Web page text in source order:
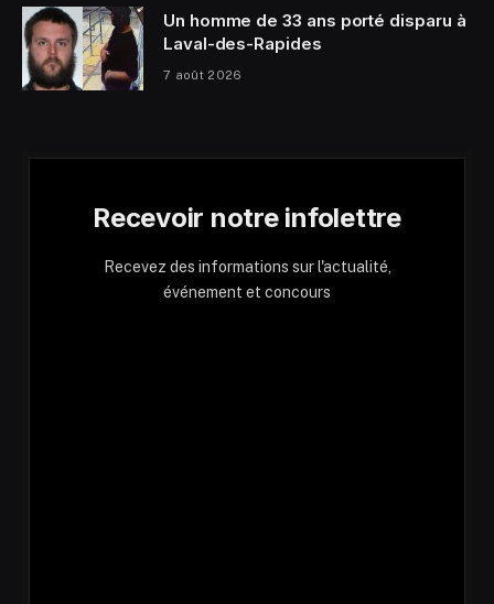
Un homme de 33 ans porté disparu à
Laval-des-Rapides
7 août 2026
Recevoir notre infolettre
Recevez des informations sur l'actualité,
événement et concours